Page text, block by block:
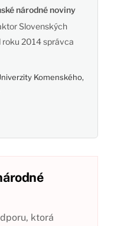
národné noviny
Slovenských
roku 2014 správca
Komenského,
ktorá